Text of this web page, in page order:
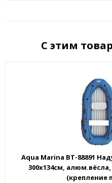
С этим
Aqua Marina BT-88891
300х134см,
(крепление